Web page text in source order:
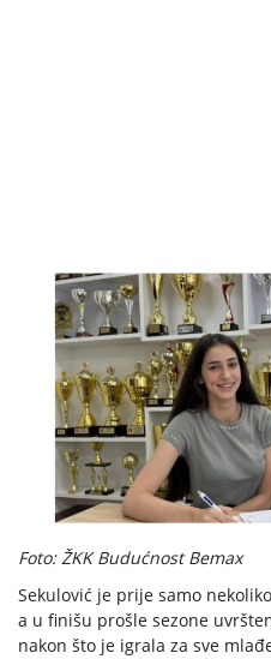
Foto: ŽKK Budućnost Bemax
Sekulović je prije samo
a u finišu prošle sezone
nakon što je igrala za sve